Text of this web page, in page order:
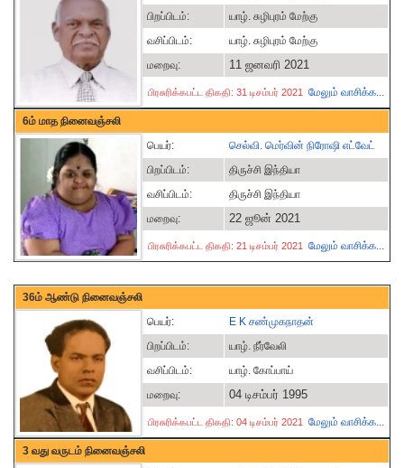
பிறப்பிடம்:
யாழ். சுழிபுரம் மேற்கு
வசிப்பிடம்:
யாழ். சுழிபுரம் மேற்கு
மறைவு:
11 ஜனவரி 2021
பிரசுரிக்கபட்ட திகதி: 31 டிசம்பர் 2021 மேலும் வாசிக்க...
6ம் மாத நினைவஞ்சலி
பெயர்:
செல்வி. மெர்வின் நிரோஷி எட்வேட்
பிறப்பிடம்:
திருச்சி இந்தியா
வசிப்பிடம்:
திருச்சி இந்தியா
மறைவு:
22 ஜூன் 2021
பிரசுரிக்கபட்ட திகதி: 21 டிசம்பர் 2021 மேலும் வாசிக்க...
36ம் ஆண்டு நினைவஞ்சலி
பெயர்:
E K சண்முகநாதன்
பிறப்பிடம்:
யாழ். நீர்வேலி
வசிப்பிடம்:
யாழ். கோப்பாய்
மறைவு:
04 டிசம்பர் 1995
பிரசுரிக்கபட்ட திகதி: 04 டிசம்பர் 2021 மேலும் வாசிக்க...
3 வது வருடம் நினைவஞ்சலி